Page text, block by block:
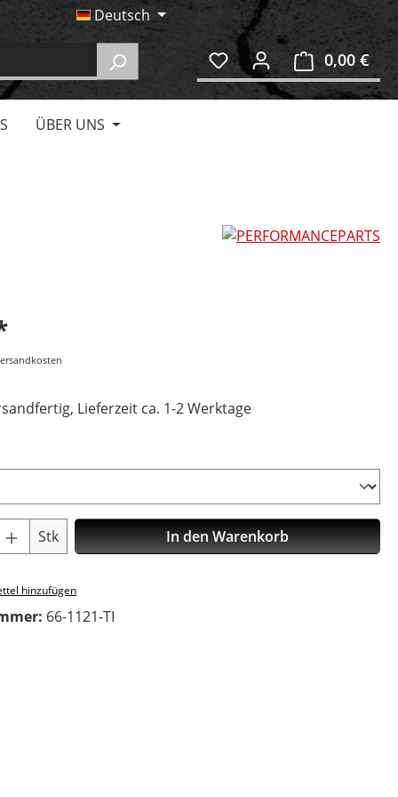
Deutsch
0,00 €
ÜBER UNS
Lieferzeit ca. 1-2 Werktage
Anzahl: Gib den gewünschten Wert
Stk In den Warenkorb
hinzufügen
66-1121-TI